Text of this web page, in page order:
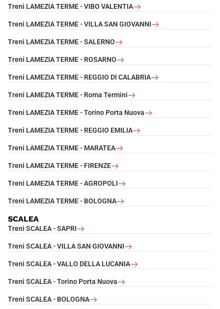
Treni LAMEZIA TERME - VIBO VALENTIA
Treni LAMEZIA TERME - VILLA SAN GIOVANNI
Treni LAMEZIA TERME - SALERNO
Treni LAMEZIA TERME - ROSARNO
Treni LAMEZIA TERME - REGGIO DI CALABRIA
Treni LAMEZIA TERME - Roma Termini
Treni LAMEZIA TERME - Torino Porta Nuova
Treni LAMEZIA TERME - REGGIO EMILIA
Treni LAMEZIA TERME - MARATEA
Treni LAMEZIA TERME - FIRENZE
Treni LAMEZIA TERME - AGROPOLI
Treni LAMEZIA TERME - BOLOGNA
SCALEA
Treni SCALEA - SAPRI
Treni SCALEA - VILLA SAN GIOVANNI
Treni SCALEA - VALLO DELLA LUCANIA
Treni SCALEA - Torino Porta Nuova
Treni SCALEA - BOLOGNA